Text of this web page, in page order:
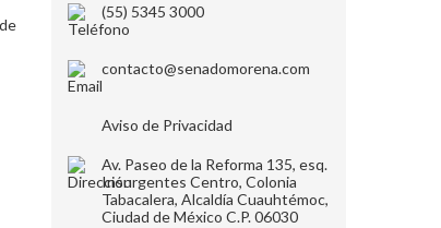
(55) 5345 3000
contacto@senadomorena.com
Aviso de Privacidad
Av. Paseo de la Reforma 135, esq.
Insurgentes Centro, Colonia
Tabacalera, Alcaldía Cuauhtémoc,
Ciudad de México C.P. 06030